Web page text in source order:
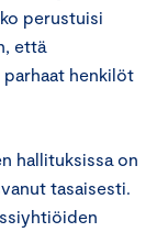
perustuisi
että
henkilöt
hallituksissa on
tasaisesti.